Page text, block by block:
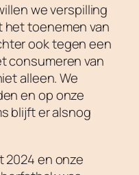
we verspilling
toenemen van
ook tegen een
consumeren van
alleen. We
en op onze
blijft er alsnog
2024 en onze